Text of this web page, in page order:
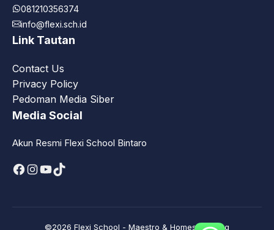
081210356374
info@flexi.sch.id
Link Tautan
Contact Us
Privacy Policy
Pedoman Media Siber
Media Social
Akun Resmi Flexi School Bintaro
Facebook
Instagram
YouTube
TikTok
©2026 Flexi School - Maestro & Homeschooling